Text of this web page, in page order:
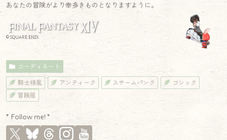
あなたの冒険がより幸多きものとなりますように。
© SQUARE ENIX
コーディネート
騎士様風 アンティーク スチームパンク
ゴシック
冒険服
* Follow me! *